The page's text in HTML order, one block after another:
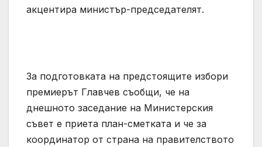
акцентира министър-председателят.
За подготовката на предстоящите избори
премиерът Главчев съобщи, че на
днешното заседание на Министерския
съвет е приета план-сметката и че за
координатор от страна на правителството